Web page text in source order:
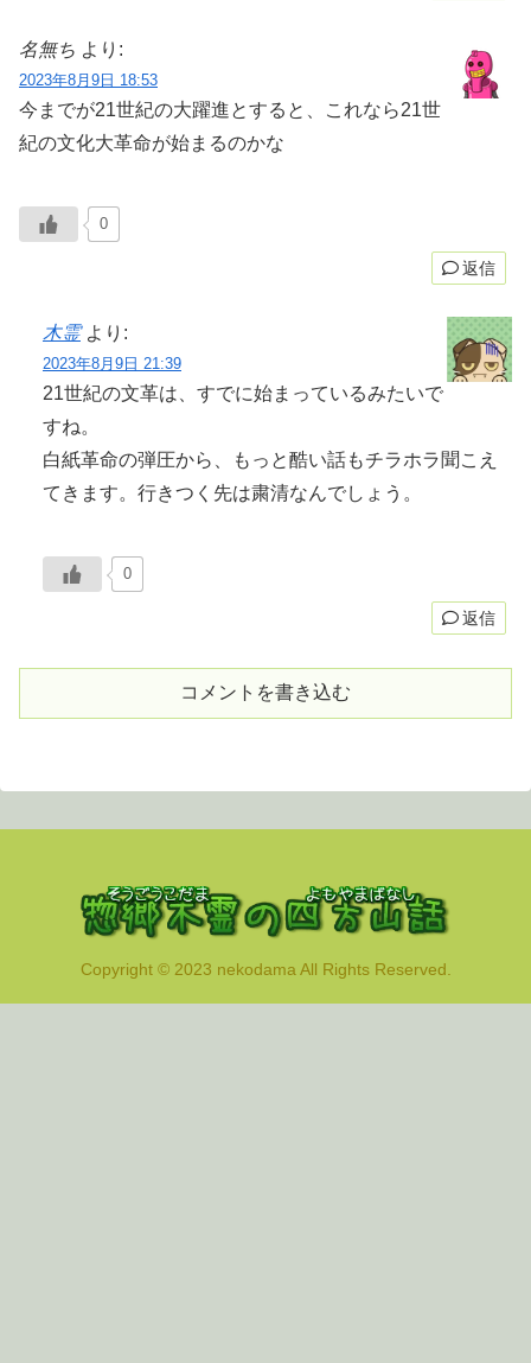
名無ち より:
2023年8月9日 18:53
今までが21世紀の大躍進とすると、これなら21世
紀の文化大革命が始まるのかな
0
返信
木霊 より:
2023年8月9日 21:39
21世紀の文革は、すでに始まっているみたいで
すね。
白紙革命の弾圧から、もっと酷い話もチラホラ聞こえ
てきます。行きつく先は粛清なんでしょう。
0
返信
コメントを書き込む
Copyright © 2023 nekodama All Rights Reserved.